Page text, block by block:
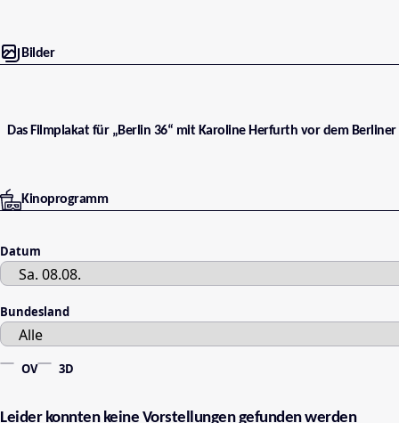
Bilder
Das Filmplakat für „Berlin 36“ mit Karoline Herfurth vor dem
Kinoprogramm
Datum
Bundesland
OV 3D
Leider konnten keine Vorstellungen gefunden werden